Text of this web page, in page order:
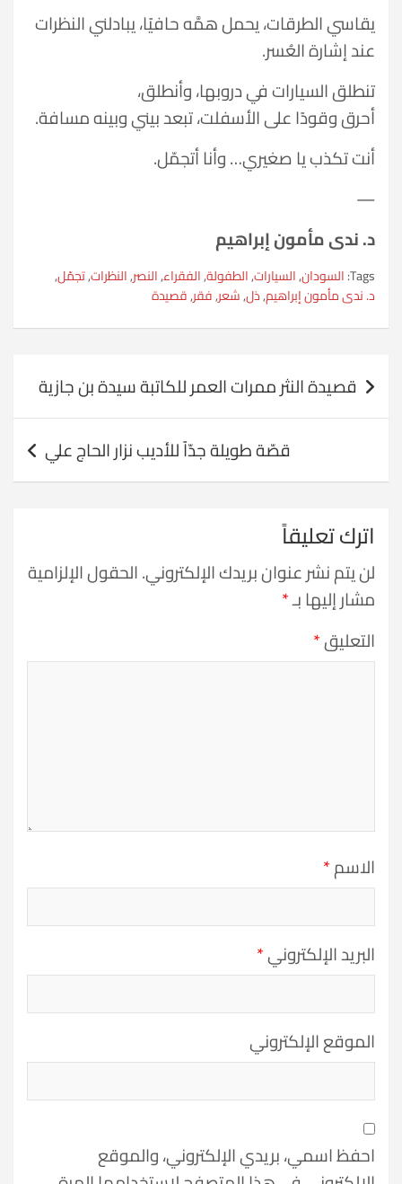
يقاسي الطرقات، يحمل همَّه حافيًا، يبادلني النظرات
عند إشارة العُسر.
تنطلق السيارات في دروبها، وأنطلق،
أحرق وقودًا على الأسفلت، تبعد بيني وبينه مسافة.
أنت تكذب يا صغيري… وأنا أتجمّل.
—
د. ندى مأمون إبراهيم
Tags: السودان,السيارات,الطفولة,الفقراء,النصر,النظرات,تجمّل,
د. ندى مأمون إبراهيم,ذل,شعر,فقر,قصيدة
المقالات
قصيدة النثر ممرات العمر للكاتبة سيدة بن جازية
قصّة طويلة جدّاً للأديب نزار الحاج علي
اترك تعليقاً
لن يتم نشر عنوان بريدك الإلكتروني.الحقول الإلزامية
مشار إليها بـ*
التعليق*
الاسم*
البريد الإلكتروني*
الموقع الإلكتروني
احفظ اسمي، بريدي الإلكتروني، والموقع